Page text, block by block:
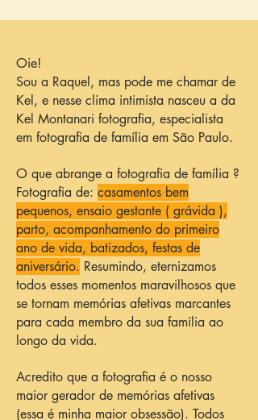
Oie!
Sou a Raquel, mas pode me chamar de
Kel, e nesse clima intimista nasceu a da
Kel Montanari fotografia, especialista
em fotografia de família em São Paulo.
O que abrange a fotografia de família ?
Fotografia de: casamentos bem
pequenos, ensaio gestante ( grávida ),
parto, acompanhamento do primeiro
ano de vida, batizados, festas de
aniversário. Resumindo, eternizamos
todos esses momentos maravilhosos que
se tornam memórias afetivas marcantes
para cada membro da sua família ao
longo da vida.
Acredito que a fotografia é o nosso
maior gerador de memórias afetivas
(essa é minha maior obsessão). Todos